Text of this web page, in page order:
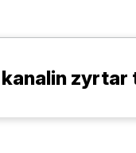
kanalin